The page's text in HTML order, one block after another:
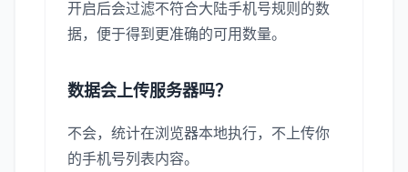
开启后会过滤不符合大陆手机号规则的数
据，便于得到更准确的可用数量。
数据会上传服务器吗？
不会，统计在浏览器本地执行，不上传你
的手机号列表内容。